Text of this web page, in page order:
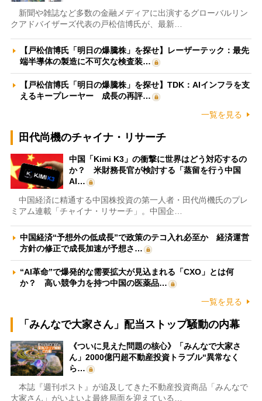
新聞や雑誌など多数の金融メディアに出演するグローバルリン
クアドバイザーズ代表の戸松信博氏が、最新…
【戸松信博氏「明日の爆騰株」を探せ】レーザーテック：最先
端半導体の製造に不可欠な検査装…
【戸松信博氏「明日の爆騰株」を探せ】TDK：AIインフラを支
えるキープレーヤー 成長の再評…
一覧を見る
田代尚機のチャイナ・リサーチ
中国「Kimi K3」の衝撃に世界はどう対応するの
か？ 米財務長官が検討する「蒸留を行う中国
AI…
中国経済に精通する中国株投資の第一人者・田代尚機氏のプレ
ミアム連載「チャイナ・リサーチ」。中国企…
中国経済“予想外の低成長”で政策のテコ入れ必至か 経済運営
方針の修正で成長加速が予想さ…
“AI革命”で爆発的な需要拡大が見込まれる「CXO」とは何
か？ 高い競争力を持つ中国の医薬品…
一覧を見る
「みんなで大家さん」配当ストップ騒動の内幕
《ついに見えた問題の核心》「みんなで大家さ
ん」2000億円超不動産投資トラブル“異常なく
ら…
本誌『週刊ポスト』が追及してきた不動産投資商品「みんなで
大家さん」がいよいよ最終局面を迎えている…